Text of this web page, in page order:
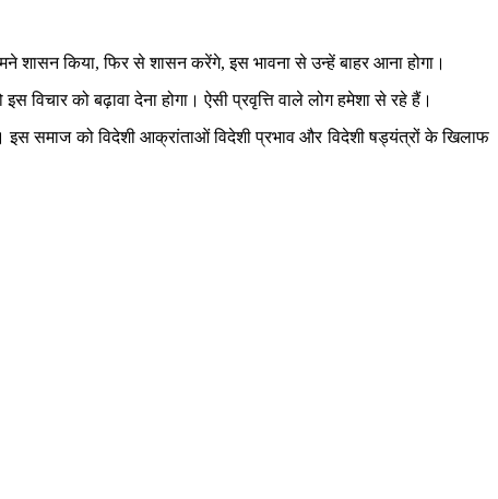
शासन किया, फिर से शासन करेंगे, इस भावना से उन्हें बाहर आना होगा।
विचार को बढ़ावा देना होगा। ऐसी प्रवृत्ति वाले लोग हमेशा से रहे हैं।
समाज को विदेशी आक्रांताओं विदेशी प्रभाव और विदेशी षड्यंत्रों के खिलाफ